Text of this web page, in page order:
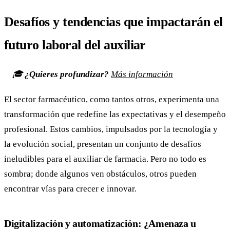
Desafíos y tendencias que impactarán el
futuro laboral del auxiliar
🎓¿Quieres profundizar? Más información
El sector farmacéutico, como tantos otros, experimenta una
transformación que redefine las expectativas y el desempeño
profesional. Estos cambios, impulsados por la tecnología y
la evolución social, presentan un conjunto de desafíos
ineludibles para el auxiliar de farmacia. Pero no todo es
sombra; donde algunos ven obstáculos, otros pueden
encontrar vías para crecer e innovar.
Digitalización y automatización: ¿Amenaza u